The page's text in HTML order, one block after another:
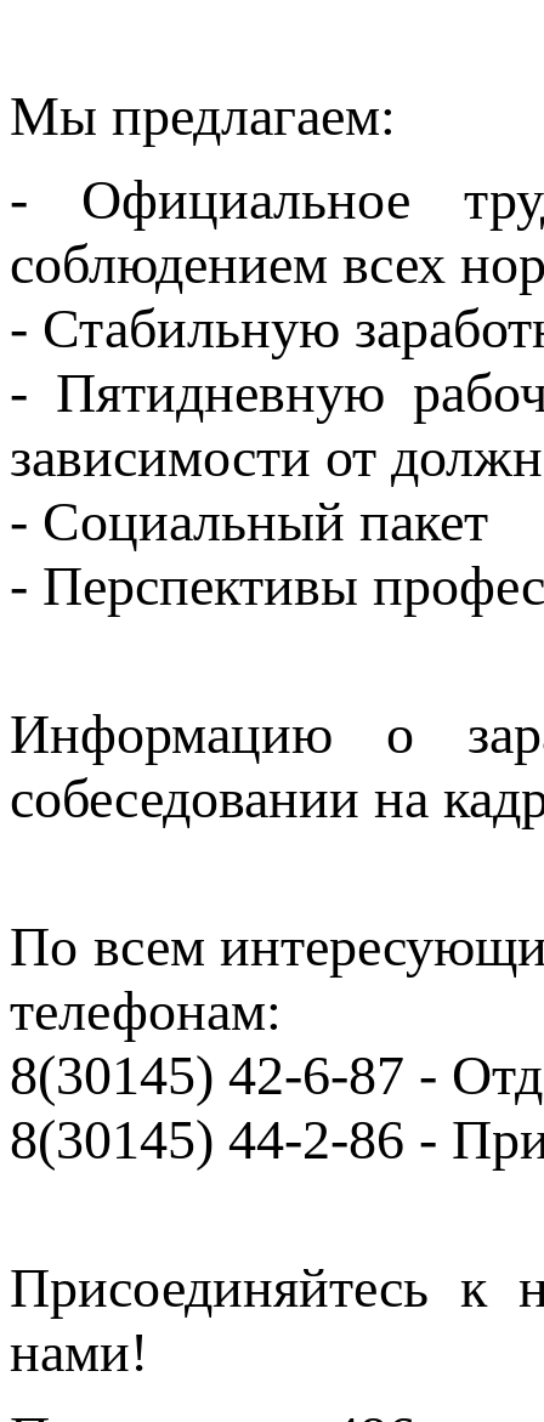
Мы предлагаем:
- Официальное
соблюдением всех
- Стабильную
- Пятидневную
зависимости от
- Социальный пакет
- Перспективы
Информацию о
собеседовании на
По всем
телефонам:
8(30145) 42-6-87 -
8(30145) 44-2-86 -
Присоединяйтесь к
нами!